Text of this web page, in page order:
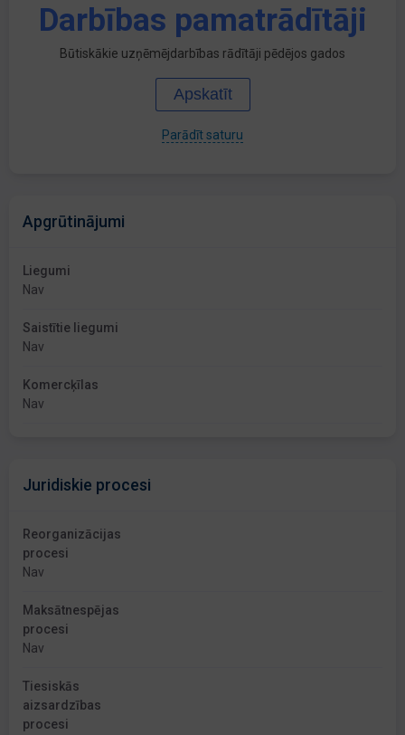
Darbības pamatrādītāji
Būtiskākie uzņēmējdarbības rādītāji pēdējos gados
Apskatīt
Parādīt saturu
Apgrūtinājumi
Liegumi
Nav
Saistītie liegumi
Nav
Komercķīlas
Nav
Juridiskie procesi
Reorganizācijas
procesi
Nav
Maksātnespējas
procesi
Nav
Tiesiskās
aizsardzības
procesi